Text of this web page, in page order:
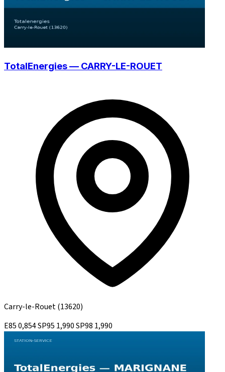
TotalEnergies — CARRY-LE-ROUET
Carry-le-Rouet(13620)
E850,854SP95 1,990SP98 1,990